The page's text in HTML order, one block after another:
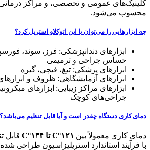
کلینیک‌های عمومی و تخصصی، و مراکز درمانی
محسوب می‌شود.
چه ابزارهایی را می‌توان با این اتوکلاو استریل کرد؟
ابزارهای دندانپزشکی: فرز، سوند،
حساس جراحی و ترمیمی
ابزارهای پزشکی: تیغ، قیچی، گیره
ابزارهای آزمایشگاهی: ظروف و
ابزارهای مراکز زیبایی: ابزارهای
جراحی‌های کوچک
دمای کاری دستگاه چقدر است و آیا قابل تنظیم می‌باشد؟
دمای کاری معمولاً بین ۱۲۱°C تا ۱۳۴°C
قابل
با فرآیند استاندارد استریلیزاسیون طراحی